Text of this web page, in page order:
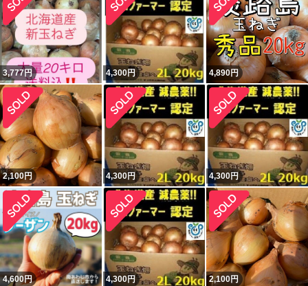
3,777円 4,300円 4,890円
2,100円 4,300円 4,300円
4,600円 4,300円 2,100円